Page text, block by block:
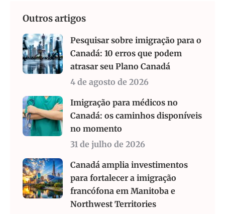
Outros artigos
Pesquisar sobre imigração para o
Canadá: 10 erros que podem
atrasar seu Plano Canadá
4 de agosto de 2026
Imigração para médicos no
Canadá: os caminhos disponíveis
no momento
31 de julho de 2026
Canadá amplia investimentos
para fortalecer a imigração
francófona em Manitoba e
Northwest Territories